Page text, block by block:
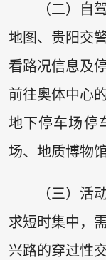
（二）自
地图、贵阳交
看路况信息及
前往奥体中心
地下停车场停
场、地质博物
（三）活
求短时集中，
兴路的穿过性